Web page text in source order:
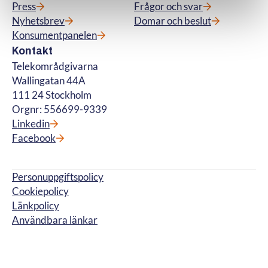
Press
Nyhetsbrev
Konsumentpanelen
Frågor och svar
Domar och beslut
Kontakt
Telekområdgivarna
Wallingatan 44A
111 24 Stockholm
Orgnr: 556699-9339
Linkedin
Facebook
Personuppgiftspolicy
Cookiepolicy
Länkpolicy
Användbara länkar